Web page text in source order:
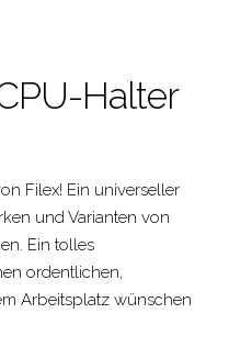
Halter
Filex! Ein universeller
und Varianten von
Ein tolles
ordentlichen,
Arbeitsplatz wünschen